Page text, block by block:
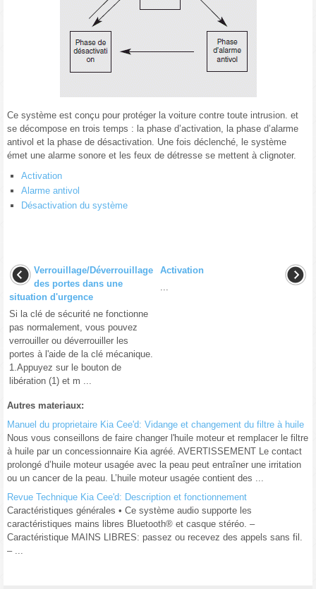
Ce système est conçu pour protéger la voiture contre toute intrusion. et
se décompose en trois temps : la phase d’activation, la phase d’alarme
antivol et la phase de désactivation. Une fois déclenché, le système
émet une alarme sonore et les feux de détresse se mettent à clignoter.
Activation
Alarme antivol
Désactivation du système
Verrouillage/Déverrouillage
des portes dans une
situation d'urgence
Si la clé de sécurité ne fonctionne
pas normalement, vous pouvez
verrouiller ou déverrouiller les
portes à l'aide de la clé mécanique.
1.Appuyez sur le bouton de
libération (1) et m ...
Activation
...
Autres materiaux:
Manuel du proprietaire Kia Cee'd: Vidange et changement du filtre à huile
Nous vous conseillons de faire changer l'huile moteur et remplacer le filtre
à huile par un concessionnaire Kia agréé. AVERTISSEMENT Le contact
prolongé d’huile moteur usagée avec la peau peut entraîner une irritation
ou un cancer de la peau. L’huile moteur usagée contient des ...
Revue Technique Kia Cee'd: Description et fonctionnement
Caractéristiques générales • Ce système audio supporte les
caractéristiques mains libres Bluetooth® et casque stéréo. –
Caractéristique MAINS LIBRES: passez ou recevez des appels sans fil.
– ...